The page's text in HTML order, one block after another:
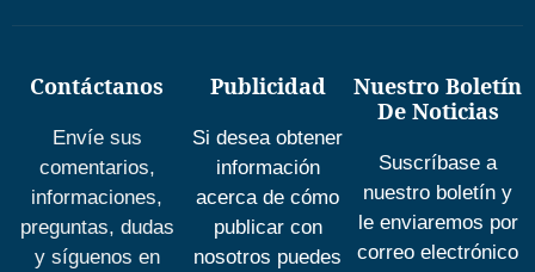
Contáctanos
Envíe sus
comentarios,
informaciones,
preguntas, dudas
y síguenos en
Publicidad
Si desea obtener
información
acerca de cómo
publicar con
nosotros puedes
Nuestro Boletín
De Noticias
Suscríbase a
nuestro boletín y
le enviaremos por
correo electrónico